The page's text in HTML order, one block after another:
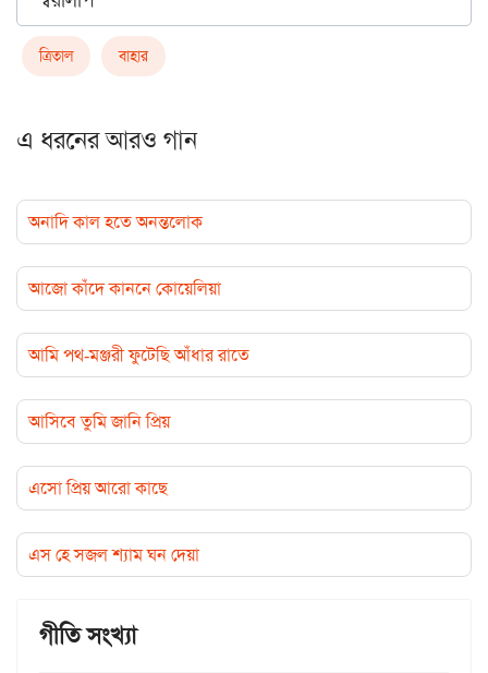
ত্রিতাল বাহার
এ ধরনের আরও গান
অনাদি কাল হতে অনন্তলোক
আজো কাঁদে কাননে কোয়েলিয়া
আমি পথ-মঞ্জরী ফুটেছি আঁধার রাতে
আসিবে তুমি জানি প্রিয়
এসো প্রিয় আরো কাছে
এস হে সজল শ্যাম ঘন দেয়া
গীতি সংখ্যা